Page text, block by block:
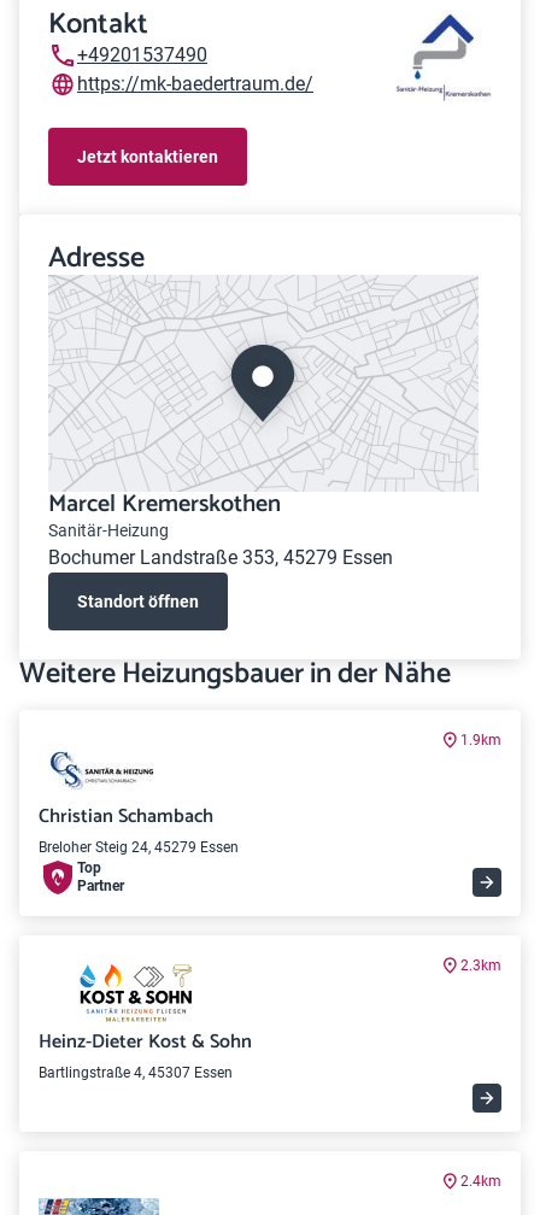
Kontakt
+49201537490
https://mk-baedertraum.de/
Jetzt kontaktieren
Adresse
Marcel Kremerskothen
Sanitär-Heizung
Bochumer Landstraße 353, 45279 Essen
Standort öffnen
Weitere Heizungsbauer in der Nähe
1.9km
Christian Schambach
Breloher Steig 24, 45279 Essen
Top
Partner
2.3km
Heinz-Dieter Kost & Sohn
Bartlingstraße 4, 45307 Essen
2.4km